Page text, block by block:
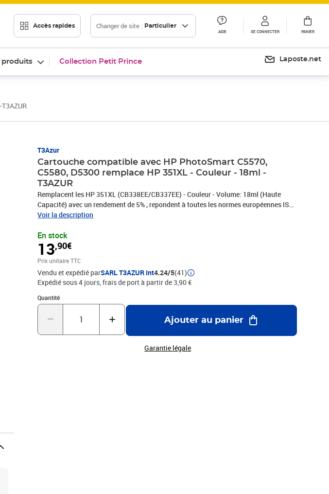
Accès rapides Changer de site : Particulier
AIDE SE CONNECTER PANIER
produits Collection Petit Prince Laposte.net
T3Azur
Cartouche compatible avec HP PhotoSmart C5570,
C5580, D5300 remplace HP 351XL - Couleur - 18ml -
T3AZUR
Remplacent les HP 351XL (CB338EE/CB337EE) - Couleur - Volume: 18ml (Haute
Capacité) avec un rendement de 5% , repondent à toutes les normes européennes ISO
Voir la description
En stock
13,90€
Prix 13,90€
Prix unitaire TTC
Vendu et expédié parSARL T3AZUR Int4.24/5(41)
Expédié sous 4 jours, frais de port à partir de 3,90 €
Quantité
Quantité : 1
Ajouter au panier
Garantie légale